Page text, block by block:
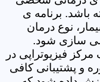
باشد. برنامه ی
نوع درمان
سازی شود.
فیزیوتراپی در
و پشتیبانی کافی